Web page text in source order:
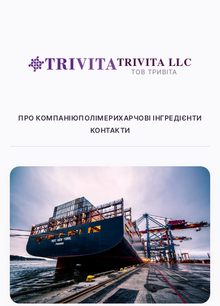
TRIVITA LLC
ТОВ ТРИВІТА
ПРО КОМПАНІЮПОЛІМЕРИХАРЧОВІ ІНГРЕДІЄНТИ
КОНТАКТИ